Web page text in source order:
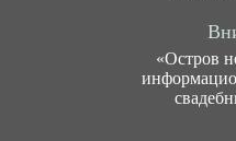
«Остров